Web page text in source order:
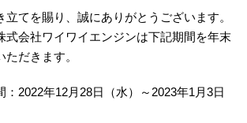
立てを賜り、誠にありがとうございます。
式会社ワイワイエンジンは下記期間を年末
だきます。
：2022年12月28日（水）～2023年1月3日